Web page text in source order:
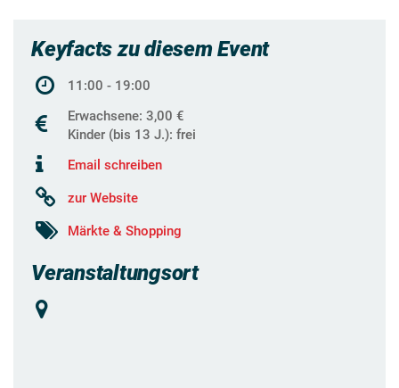
Keyfacts zu diesem Event
11:00 - 19:00
Erwachsene: 3,00 €
Kinder (bis 13 J.): frei
Email schreiben
zur Website
Märkte & Shopping
Veranstaltungsort